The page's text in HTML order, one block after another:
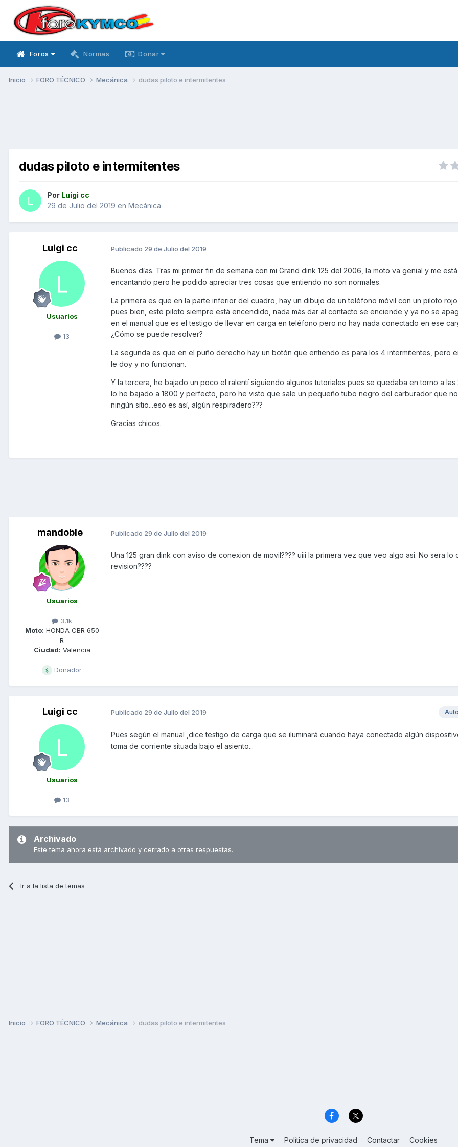
Foros Normas Donar
Inicio FORO TÉCNICO Mecánica dudas piloto e intermitentes
dudas piloto e intermitentes
Por Luigi cc
29 de Julio del 2019 en Mecánica
Luigi cc
Usuarios
13
Publicado 29 de Julio del 2019
Buenos días. Tras mi primer fin de semana con mi Grand dink 125 del 2006, la moto va genial y me está
encantando pero he podido apreciar tres cosas que entiendo no son normales.
La primera es que en la parte inferior del cuadro, hay un dibujo de un teléfono móvil con un piloto rojo
pues bien, este piloto siempre está encendido, nada más dar al contacto se enciende y ya no se
en el manual que es el testigo de llevar en carga en teléfono pero no hay nada conectado en ese
¿Cómo se puede resolver?
La segunda es que en el puño derecho hay un botón que entiendo es para los 4 intermitentes, pero
le doy y no funcionan.
Y la tercera, he bajado un poco el ralentí siguiendo algunos tutoriales pues se quedaba en torno a las
lo he bajado a 1800 y perfecto, pero he visto que sale un pequeño tubo negro del carburador que
ningún sitio...eso es así, algún respiradero???
Gracias chicos.
mandoble
Usuarios
3,1k
Moto: HONDA CBR 650
R
Ciudad: Valencia
Donador
Publicado 29 de Julio del 2019
Una 125 gran dink con aviso de conexion de movil???? uiii la primera vez que veo algo asi. No sera lo
revision????
Luigi cc
Usuarios
13
Publicado 29 de Julio del 2019
Pues según el manual ,dice testigo de carga que se iluminará cuando haya conectado algún
toma de corriente situada bajo el asiento...
Archivado
Este tema ahora está archivado y cerrado a otras respuestas.
Ir a la lista de temas
Inicio FORO TÉCNICO Mecánica dudas piloto e intermitentes
Tema Política de privacidad Contactar Cookies